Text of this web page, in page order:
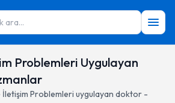
ara...
Problemleri Uygulayan
İletişim Problemleri uygulayan doktor -